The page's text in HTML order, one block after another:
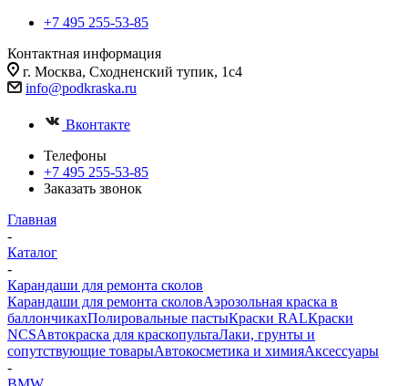
+7 495 255-53-85
Контактная информация
г. Москва, Сходненский тупик, 1с4
info@podkraska.ru
Вконтакте
Телефоны
+7 495 255-53-85
Заказать звонок
Главная
-
Каталог
-
Карандаши для ремонта сколов
Карандаши для ремонта сколовАэрозольная краска в
баллончикахПолировальные пастыКраски RALКраски
NCSАвтокраска для краскопультаЛаки, грунты и
сопутствующие товарыАвтокосметика и химияАксессуары
-